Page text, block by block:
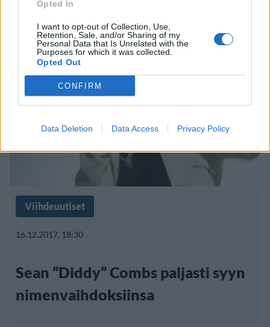
Opted In
I want to opt-out of Collection, Use,
Retention, Sale, and/or Sharing of my
Personal Data that Is Unrelated with the
Purposes for which it was collected.
Opted Out
CONFIRM
Data Deletion Data Access Privacy Policy
videolla – 45 vinkkiä
Viihdeuutiset
16.12.2017, 18:30
Sean ”Diddy” Combs paljasti syyn
nimenvaihdoksiinsa